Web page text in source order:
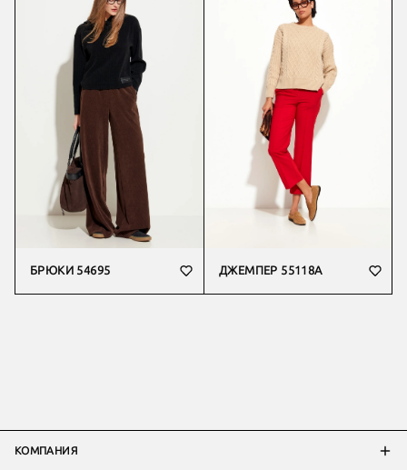
БРЮКИ 54695 ДЖЕМПЕР 55118А
КОМПАНИЯ